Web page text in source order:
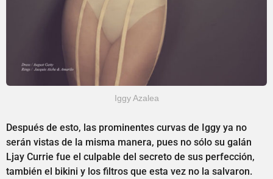
Iggy Azalea
Después de esto, las prominentes curvas de Iggy ya no
serán vistas de la misma manera, pues no sólo su galán
Ljay Currie fue el culpable del secreto de sus perfección,
también el bikini y los filtros que esta vez no la salvaron.